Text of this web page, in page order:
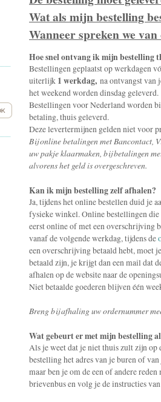
Wat als mijn bestelling
Wanneer spreken we
Hoe snel ontvang ik mijn bestelling
Bestellingen geplaatst op werkdagen
uiterlijk 1 werkdag, na ontvangst van
het weekend worden dinsdag geleverd.
Bestellingen voor Nederland worden
betaling, thuis geleverd.
Deze levertermijnen gelden niet voor
Bij online betalingen met Bancontact,
uw pakje klaarmaken, bij betalingen
alvorens het geld is overgeschreven.
Kan ik mijn bestelling zelf afhalen?
Ja, tijdens het online bestellen duid je
fysieke winkel. Online bestellingen
eerst online of met een overschrijving
vanaf de volgende werkdag, tijdens de
een overschrijving betaald hebt, moet
betaald zijn, je krijgt dan een mail dat
afhalen op de website naar de
Niet betaalde goederen blijven één
Breng bij afhaling uw ordernummer
Wat gebeurt er met mijn bestelling
Als je weet dat je niet thuis zult zijn op
bestelling het adres van je buren of
maar ben je om de een of andere
brievenbus en volg je de instructies